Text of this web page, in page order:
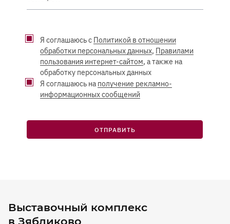
Я соглашаюсь с Политикой в отношении
обработки персональных данных, Правилами
пользования интернет-сайтом, а также на
обработку персональных данных
Я соглашаюсь на получение рекламно-
информационных сообщений
ОТПРАВИТЬ
Выставочный комплекс
в Зябликово